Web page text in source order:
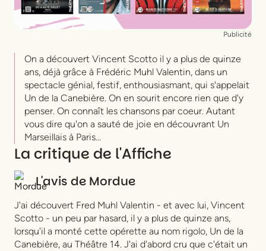
Publicité
On a découvert Vincent Scotto il y a plus de quinze
ans, déjà grâce à Frédéric Muhl Valentin, dans un
spectacle génial, festif, enthousiasmant, qui s'appelait
Un de la Canebière. On en sourit encore rien que d'y
penser. On connaît les chansons par coeur. Autant
vous dire qu'on a sauté de joie en découvrant Un
Marseillais à Paris...
La critique de l'Affiche
L'avis de Mordue
J'ai découvert Fred Muhl Valentin - et avec lui, Vincent
Scotto - un peu par hasard, il y a plus de quinze ans,
lorsqu'il a monté cette opérette au nom rigolo, Un de la
Canebière, au Théâtre 14. J'ai d'abord cru que c'était un